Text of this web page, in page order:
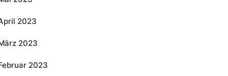
2023
2023
2023